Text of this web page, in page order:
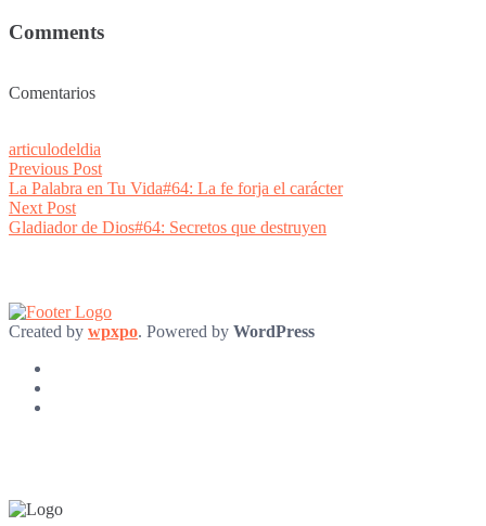
Comments
Comentarios
articulodeldia
Post
navigation
Previous PostPrevious
post:
La Palabra en Tu Vida#64: La fe forja el carácter
Next PostNext
post:
Gladiador de Dios#64: Secretos que destruyen
Created by wpxpo. Powered by WordPress